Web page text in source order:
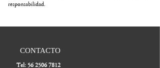
responsabilidad.
CONTACTO
Tel: 56 2506 7812